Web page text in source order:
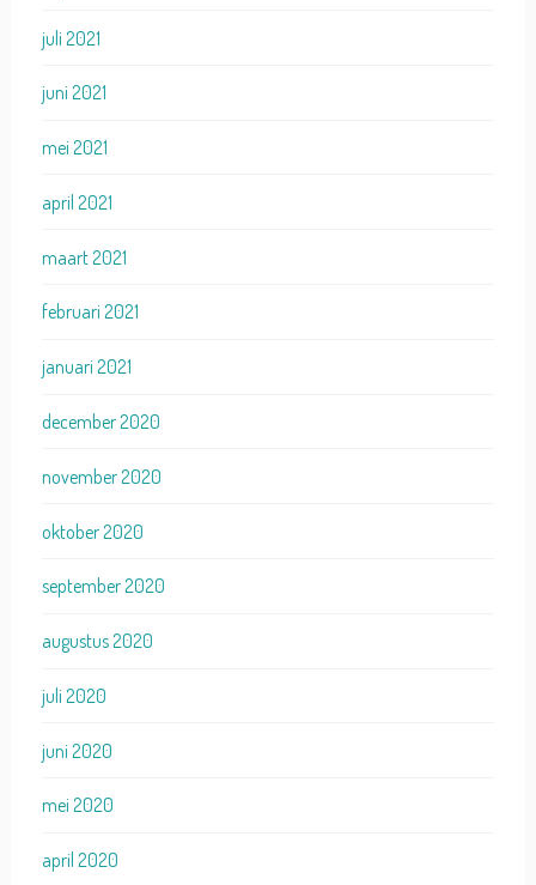
juli 2021
juni 2021
mei 2021
april 2021
maart 2021
februari 2021
januari 2021
december 2020
november 2020
oktober 2020
september 2020
augustus 2020
juli 2020
juni 2020
mei 2020
april 2020